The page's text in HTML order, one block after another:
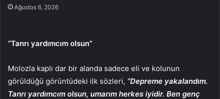
Ağustos 6, 2026
“Tanrı yardımcım olsun”
Molozla kaplı dar bir alanda sadece eli ve kolunun
görüldüğü görüntüdeki ilk sözleri, “Depreme yakalandım.
Tanrı yardımcım olsun, umarım herkes iyidir. Ben genç